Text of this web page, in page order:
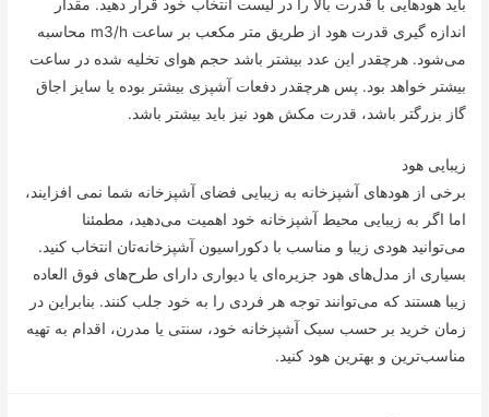
باید هودهایی با قدرت بالا را در لیست انتخاب خود قرار دهید. مقدار
اندازه گیری قدرت هود از طریق متر مکعب بر ساعت m3/h محاسبه
می‌شود. هرچقدر این عدد بیشتر باشد حجم هوای تخلیه شده در ساعت
بیشتر خواهد بود. پس هرچقدر دفعات آشپزی بیشتر بوده یا سایز اجاق
گاز بزرگتر باشد، قدرت مکش هود نیز باید بیشتر باشد.
زیبایی هود
برخی از هودهای آشپزخانه به زیبایی فضای آشپزخانه شما نمی افزایند،
اما اگر به زیبایی محیط آشپزخانه خود اهمیت می‌دهید، مطمئنا
می‌توانید هودی زیبا و مناسب با دکوراسیون آشپزخانه‌تان انتخاب کنید.
بسیاری از مدل‌های هود جزیره‌ای یا دیواری دارای طرح‌های فوق العاده
زیبا هستند که می‌توانند توجه هر فردی را به خود جلب کنند. بنابراین در
زمان خرید بر حسب سبک آشپزخانه خود، سنتی یا مدرن، اقدام به تهیه
مناسب‌ترین و بهترین هود کنید.